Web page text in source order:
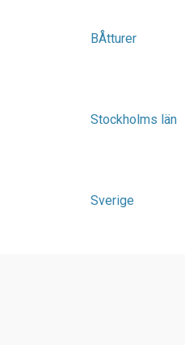
BÅtturer
Stockholms län
Sverige